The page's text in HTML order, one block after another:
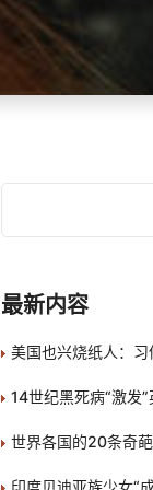
最新内容
美国也兴烧纸人：习
14世纪黑死病“激发
世界各国的20条奇
印度贝迪亚族少女“